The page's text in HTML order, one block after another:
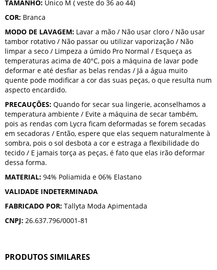
TAMANHO: Único M ( veste do 36 ao 44)
COR: Branca
MODO DE LAVAGEM: Lavar a mão / Não usar cloro / Não usar
tambor rotativo / Não passar ou utilizar vaporização / Não
limpar a seco / Limpeza a úmido Pro Normal / Esqueça as
temperaturas acima de 40°C, pois a máquina de lavar pode
deformar e até desfiar as belas rendas / Já a água muito
quente pode modificar a cor das suas peças, o que resulta num
aspecto encardido.
PRECAUÇÕES: Quando for secar sua lingerie, aconselhamos a
temperatura ambiente / Evite a máquina de secar também,
pois as rendas com Lycra ficam deformadas se forem secadas
em secadoras / Então, espere que elas sequem naturalmente à
sombra, pois o sol desbota a cor e estraga a flexibilidade do
tecido / E jamais torça as peças, é fato que elas irão deformar
dessa forma.
MATERIAL: 94% Poliamida e 06% Elastano
VALIDADE INDETERMINADA
FABRICADO POR: Tallyta Moda Apimentada
CNPJ: 26.637.796/0001-81
PRODUTOS SIMILARES